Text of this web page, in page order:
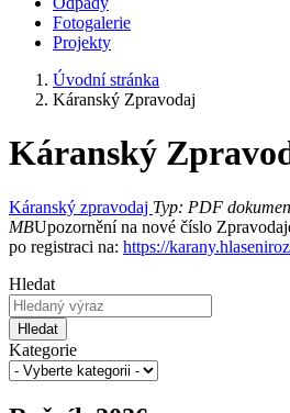
Fotogalerie
Projekty
Úvodní stránka
Káranský Zpravodaj
Káranský
Káranský zpravodaj Typ: PDF
MBUpozornění na nové číslo
po registraci na: https://
Hledat
Hledat
Kategorie